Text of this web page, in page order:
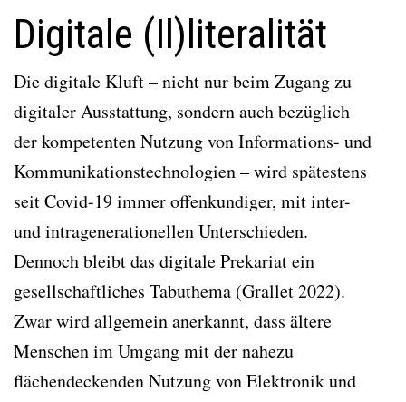
o
u
s
Digitale (Il)literalität
Die digitale Kluft – nicht nur beim Zugang zu
digitaler Ausstattung, sondern auch bezüglich
der kompetenten Nutzung von Informations- und
Kommunikationstechnologien – wird spätestens
seit Covid-19 immer offenkundiger, mit inter-
und intragenerationellen Unterschieden.
Dennoch bleibt das digitale Prekariat ein
gesellschaftliches Tabuthema (Grallet 2022).
Zwar wird allgemein anerkannt, dass ältere
Menschen im Umgang mit der nahezu
flächendeckenden Nutzung von Elektronik und